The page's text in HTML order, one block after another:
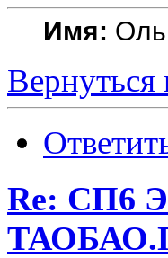
Имя:
Вернуться
Re: СП6